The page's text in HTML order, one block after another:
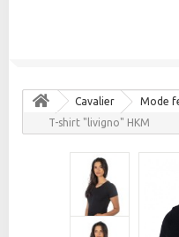
Cavalier Mode
T-shirt "livigno" HKM